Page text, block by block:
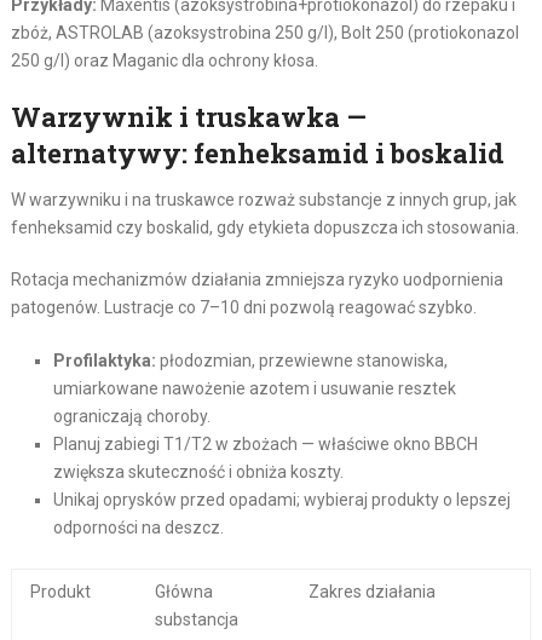
Przykłady: Maxentis (azoksystrobina+protiokonazol) do rzepaku i
zbóż, ASTROLAB (azoksystrobina 250 g/l), Bolt 250 (protiokonazol
250 g/l) oraz Maganic dla ochrony kłosa.
Warzywnik i truskawka —
alternatywy: fenheksamid i boskalid
W warzywniku i na truskawce rozważ substancje z innych grup, jak
fenheksamid czy boskalid, gdy etykieta dopuszcza ich stosowania.
Rotacja mechanizmów działania zmniejsza ryzyko uodpornienia
patogenów. Lustracje co 7–10 dni pozwolą reagować szybko.
Profilaktyka: płodozmian, przewiewne stanowiska,
umiarkowane nawożenie azotem i usuwanie resztek
ograniczają choroby.
Planuj zabiegi T1/T2 w zbożach — właściwe okno BBCH
zwiększa skuteczność i obniża koszty.
Unikaj oprysków przed opadami; wybieraj produkty o lepszej
odporności na deszcz.
Produkt
Główna
substancja
Zakres działania